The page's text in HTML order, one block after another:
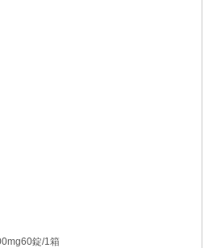
錠/1箱